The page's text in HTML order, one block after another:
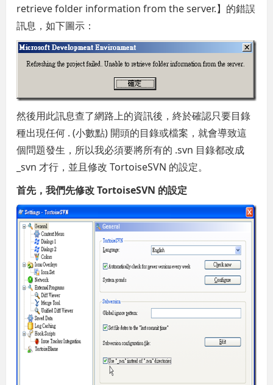
retrieve folder information from the server.】的錯誤
訊息，如下圖示：
然後用此訊息查了網路上的資訊後，終於確認只要目錄
種出現任何 . (小數點) 開頭的目錄或檔案，就會導致這
個問題發生，所以我必須要將所有的 .svn 目錄都改成
_svn 才行，並且修改 TortoiseSVN 的設定。
首先，我們先修改 TortoiseSVN 的設定